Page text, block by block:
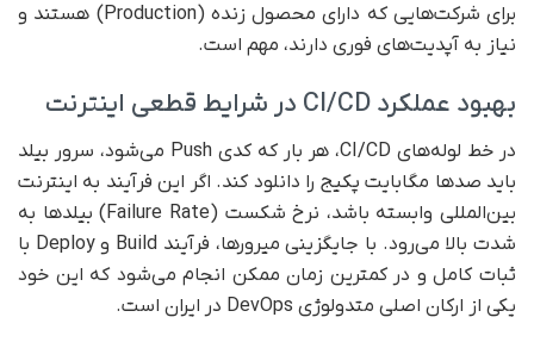
برای شرکت‌هایی که دارای محصول زنده (Production) هستند و
نیاز به آپدیت‌های فوری دارند، مهم است.
بهبود عملکرد CI/CD در شرایط قطعی اینترنت
در خط لوله‌های CI/CD، هر بار که کدی Push می‌شود، سرور بیلد
باید صدها مگابایت پکیج را دانلود کند. اگر این فرآیند به اینترنت
بین‌المللی وابسته باشد، نرخ شکست (Failure Rate) بیلدها به
شدت بالا می‌رود. با جایگزینی میرورها، فرآیند Build و Deploy با
ثبات کامل و در کمترین زمان ممکن انجام می‌شود که این خود
یکی از ارکان اصلی متدولوژی DevOps در ایران است.